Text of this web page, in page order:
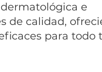
e
de calidad,
para todo